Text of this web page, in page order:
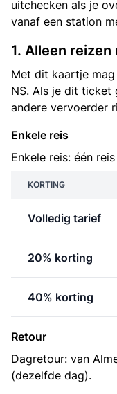
uitchecken als je
vanaf een station
1. Alleen reizen
Met dit kaartje
NS. Als je dit ticket
andere vervoerder
Enkele reis
Enkele reis: één
KORTING
Volledig tarief
20% korting
40% korting
Retour
Dagretour: van
(dezelfde dag).